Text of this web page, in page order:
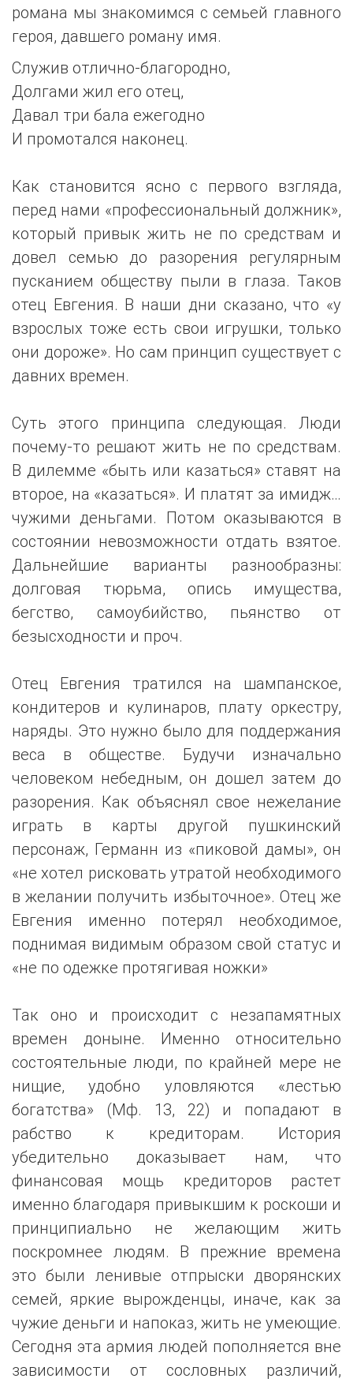
романа мы знакомимся с семьей главного
героя, давшего роману имя.
Служив отлично-благородно,
Долгами жил его отец,
Давал три бала ежегодно
И промотался наконец.
Как становится ясно с первого взгляда,
перед нами «профессиональный должник»,
который привык жить не по средствам и
довел семью до разорения регулярным
пусканием обществу пыли в глаза. Таков
отец Евгения. В наши дни сказано, что «у
взрослых тоже есть свои игрушки, только
они дороже». Но сам принцип существует с
давних времен.
Суть этого принципа следующая. Люди
почему-то решают жить не по средствам.
В дилемме «быть или казаться» ставят на
второе, на «казаться». И платят за имидж…
чужими деньгами. Потом оказываются в
состоянии невозможности отдать взятое.
Дальнейшие варианты разнообразны:
долговая тюрьма, опись имущества,
бегство, самоубийство, пьянство от
безысходности и проч.
Отец Евгения тратился на шампанское,
кондитеров и кулинаров, плату оркестру,
наряды. Это нужно было для поддержания
веса в обществе. Будучи изначально
человеком небедным, он дошел затем до
разорения. Как объяснял свое нежелание
играть в карты другой пушкинский
персонаж, Германн из «пиковой дамы», он
«не хотел рисковать утратой необходимого
в желании получить избыточное». Отец же
Евгения именно потерял необходимое,
поднимая видимым образом свой статус и
«не по одежке протягивая ножки»
Так оно и происходит с незапамятных
времен доныне. Именно относительно
состоятельные люди, по крайней мере не
нищие, удобно уловляются «лестью
богатства» (Мф. 13, 22) и попадают в
рабство к кредиторам. История
убедительно доказывает нам, что
финансовая мощь кредиторов растет
именно благодаря привыкшим к роскоши и
принципиально не желающим жить
поскромнее людям. В прежние времена
это были ленивые отпрыски дворянских
семей, яркие вырожденцы, иначе, как за
чужие деньги и напоказ, жить не умеющие.
Сегодня эта армия людей пополняется вне
зависимости от сословных различий,